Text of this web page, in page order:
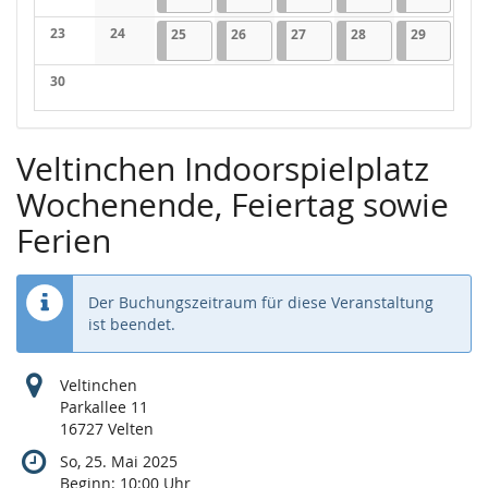
Keine Veranstaltungen
Keine Veranstaltungen
23
Keine Veranstaltungen
24
Keine Veranstaltungen
2525.06.2025
1 Veranstaltung
2626.06.2025
1 Veranstaltung
2727.06.2025
1 Veranstaltung
2828.06.2025
2 Veranstaltungen
291
30
Keine Veranstaltungen
Veltinchen Indoorspielplatz
Wochenende, Feiertag sowie
Ferien
Der Buchungszeitraum für diese Veranstaltung
ist beendet.
Veltinchen
Parkallee 11
16727 Velten
So, 25. Mai 2025
Beginn: 10:00 Uhr